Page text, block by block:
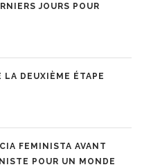
JOURS POUR
LA DEUXIÈME ÉTAPE
FEMINISTA AVANT
POUR UN MONDE